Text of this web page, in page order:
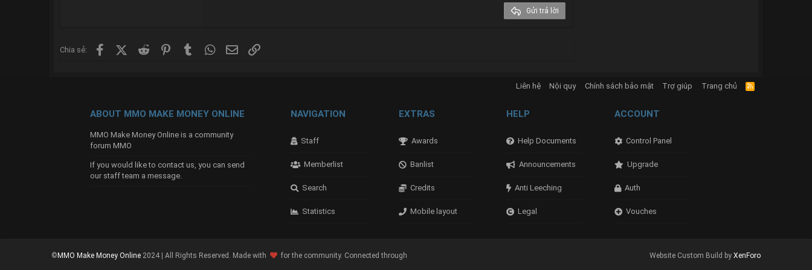
Gửi trả lời
Chia sẻ: FacebookX (Twitter)Reddit PinterestTumblr WhatsApp
Email
Liên hệ Nội quy Chính sách bảo mật Trợ giúp Trang chủ
R
S
ABOUT MMO MAKE MONEY ONLINE
MMO Make Money Online is a community
forum MMO
If you would like to contact us, you can send
our staff team a message.
NAVIGATION
Staff
Memberlist
Search
Statistics
EXTRAS
Awards
Banlist
Credits
Mobile layout
HELP
Help Documents
Announcements
Anti Leeching
Legal
ACCOUNT
Control Panel
Upgrade
Auth
Vouches
© MMO Make Money Online 2024 | All Rights Reserved. Made with for the community. Connected through Website Custom Build by XenForo